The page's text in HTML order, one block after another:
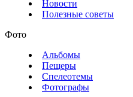
Новости
Полезные советы
Фото
Альбомы
Пещеры
Спелеотемы
Фотографы